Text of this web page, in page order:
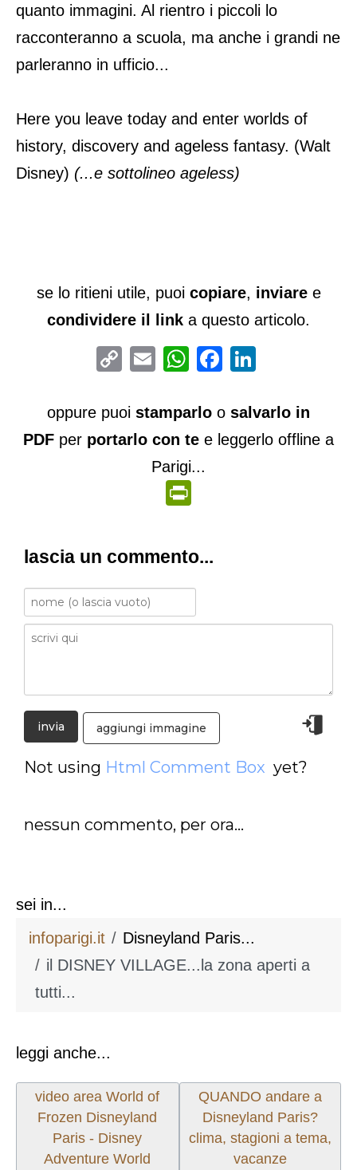
quanto immagini. Al rientro i piccoli lo
racconteranno a scuola, ma anche i grandi ne
parleranno in ufficio...
Here you leave today and enter worlds of
history, discovery and ageless fantasy. (Walt
Disney) (...e sottolineo ageless)
se lo ritieni utile, puoi copiare, inviaree
condividere il link a questo articolo.
Copy
Link
Email WhatsAppFacebook
oppure puoi stamparlo o salvarlo in
PDF per portarlo con te e leggerlo offline a
Parigi...
lascia un commento...
aggiungi immagine
Not using Html Comment Box yet?
nessun commento, per ora...
sei in...
infoparigi.it
Disneyland Paris...
il DISNEY VILLAGE...la zona aperti a
tutti...
leggi anche...
Articolo precedente: video area World of Frozen
video area World of
Frozen Disneyland
Paris - Disney
Adventure World
Articolo successivo:
QUANDO andare a
Disneyland Paris?
clima, stagioni a tema,
vacanze